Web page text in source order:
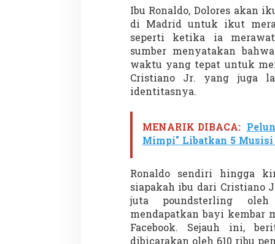
A
n
a
k
K
e
b
y
a
Ibu Ronaldo, Dolores akan
di Madrid untuk ikut
seperti ketika ia
sumber menyatakan
waktu yang tepat untuk
Cristiano Jr. yang juga
identitasnya.
MENARIK DIBACA:
Mimpi" Libatkan 5
Ronaldo sendiri hingga
siapakah ibu dari Cristiano
juta poundsterling
mendapatkan bayi kembar
Facebook. Sejauh ini,